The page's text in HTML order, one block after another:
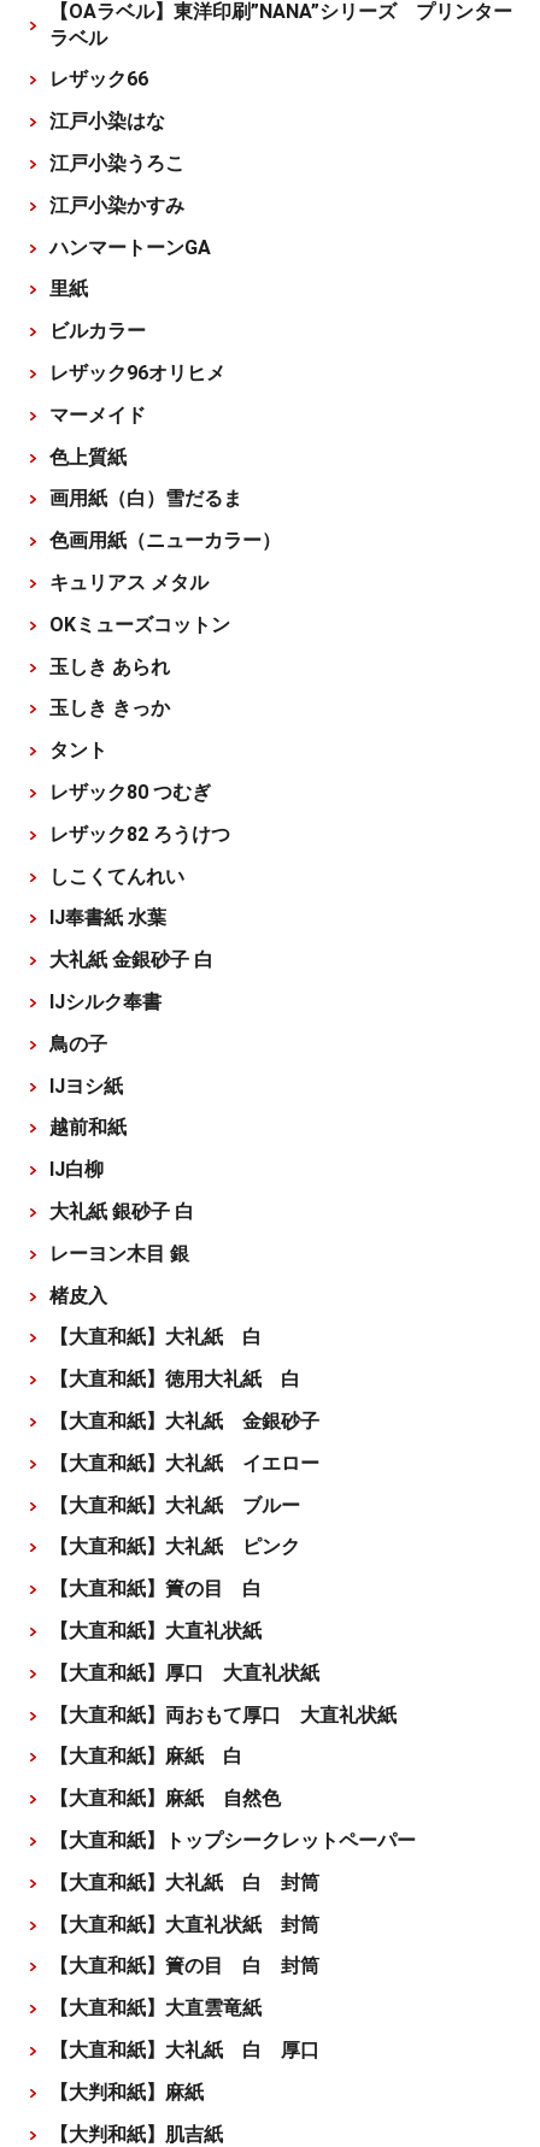
【OAラベル】東洋印刷”NANA”シリーズ プリンター
ラベル
レザック66
江戸小染はな
江戸小染うろこ
江戸小染かすみ
ハンマートーンGA
里紙
ビルカラー
レザック96オリヒメ
マーメイド
色上質紙
画用紙（白）雪だるま
色画用紙（ニューカラー）
キュリアス メタル
OKミューズコットン
玉しき あられ
玉しき きっか
タント
レザック80 つむぎ
レザック82 ろうけつ
しこくてんれい
IJ奉書紙 水葉
大礼紙 金銀砂子 白
IJシルク奉書
鳥の子
IJヨシ紙
越前和紙
IJ白柳
大礼紙 銀砂子 白
レーヨン木目 銀
楮皮入
【大直和紙】大礼紙 白
【大直和紙】徳用大礼紙 白
【大直和紙】大礼紙 金銀砂子
【大直和紙】大礼紙 イエロー
【大直和紙】大礼紙 ブルー
【大直和紙】大礼紙 ピンク
【大直和紙】簀の目 白
【大直和紙】大直礼状紙
【大直和紙】厚口 大直礼状紙
【大直和紙】両おもて厚口 大直礼状紙
【大直和紙】麻紙 白
【大直和紙】麻紙 自然色
【大直和紙】トップシークレットペーパー
【大直和紙】大礼紙 白 封筒
【大直和紙】大直礼状紙 封筒
【大直和紙】簀の目 白 封筒
【大直和紙】大直雲竜紙
【大直和紙】大礼紙 白 厚口
【大判和紙】麻紙
【大判和紙】肌吉紙